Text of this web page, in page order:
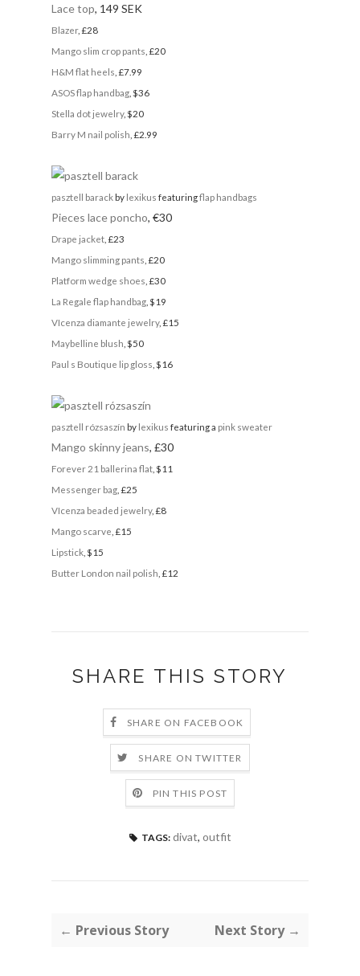
Lace top, 149 SEK
Blazer, £28
Mango slim crop pants , £20
H&M flat heels , £7.99
ASOS flap handbag , $36
Stella dot jewelry, $20
Barry M nail polish , £2.99
pasztell barackby lexikus featuringflap handbags
Pieces lace poncho, €30
Drape jacket , £23
Mango slimming pants , £20
Platform wedge shoes , £30
La Regale flap handbag , $19
VIcenza diamante jewelry, £15
Maybelline blush , $50
Paul s Boutique lip gloss , $16
pasztell rózsaszín by lexikus featuring a pink sweater
Mango skinny jeans, £30
Forever 21 ballerina flat , $11
Messenger bag , £25
VIcenza beaded jewelry, £8
Mango scarve , £15
Lipstick , $15
Butter London nail polish , £12
SHARE THIS STORY
SHARE ON FACEBOOK
SHARE ON TWITTER
PIN THIS POST
TAGS: divat, outfit
← Previous Story Next Story →